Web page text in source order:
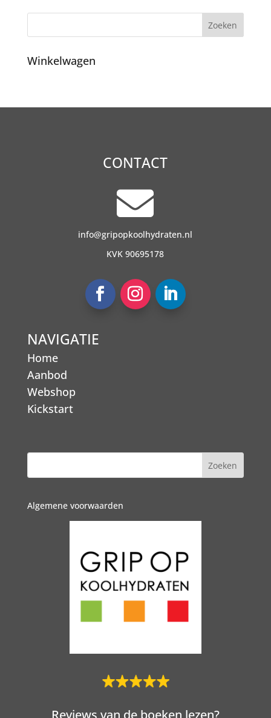
Winkelwagen
CONTACT

info@gripopkoolhydraten.nl
KVK 90695178
NAVIGATIE
Home
Aanbod
Webshop
Kickstart
Algemene voorwaarden
Reviews van de boeken lezen?